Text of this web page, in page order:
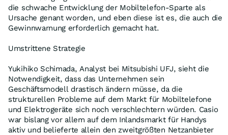
die schwache Entwicklung der Mobiltelefon-Sparte als
Ursache genant worden, und eben diese ist es, die auch die
Gewinnwarnung erforderlich gemacht hat.
Umstrittene Strategie
Yukihiko Schimada, Analyst bei Mitsubishi UFJ, sieht die
Notwendigkeit, dass das Unternehmen sein
Geschäftsmodell drastisch ändern müsse, da die
strukturellen Probleme auf dem Markt für Mobiltelefone
und Elektrogeräte sich noch verschlechtern würden. Casio
war bislang vor allem auf dem Inlandsmarkt für Handys
aktiv und belieferte allein den zweitgrößten Netzanbieter